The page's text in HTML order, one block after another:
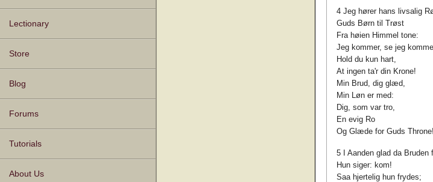
Lectionary
Store
Blog
Forums
Tutorials
About Us
4 Jeg hører hans livsalig
Guds Børn til Trøst
Fra høien Himmel tone:
Jeg kommer, se jeg
Hold du kun hart,
At ingen ta'r din Krone!
Min Brud, dig glæd,
Min Løn er med:
Dig, som var tro,
En evig Ro
Og Glæde for Guds Throne!
5 I Aanden glad da Bruden
Hun siger: kom!
Saa hjertelig hun frydes;